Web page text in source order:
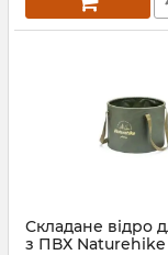
Складане відро
з ПВХ Naturehike